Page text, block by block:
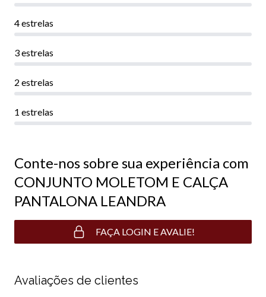
4 estrelas
3 estrelas
2 estrelas
1 estrelas
Conte-nos sobre sua experiência com
CONJUNTO MOLETOM E CALÇA
PANTALONA LEANDRA
FAÇA LOGIN E AVALIE!
Avaliações de clientes